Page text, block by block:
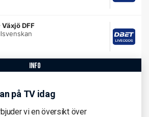
Växjö DFF
info
på TV idag
vi en översikt över